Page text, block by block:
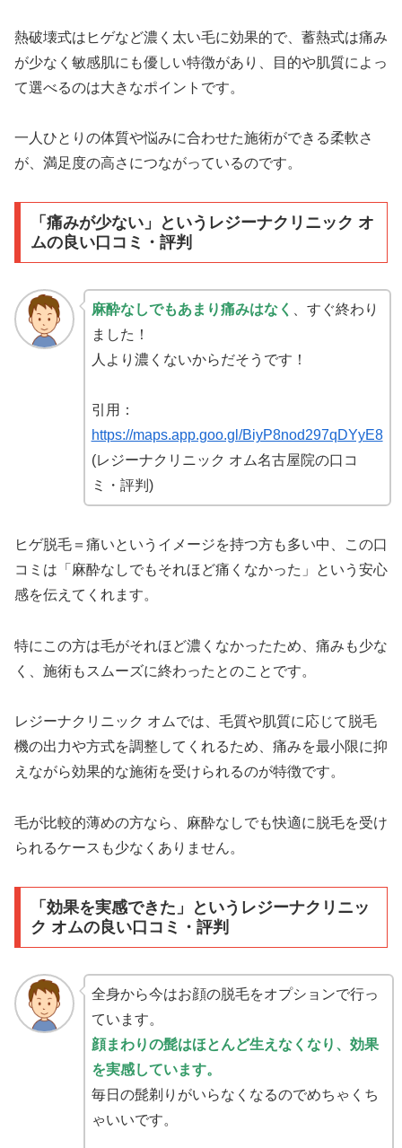
熱破壊式はヒゲなど濃く太い毛に効果的で、蓄熱式は痛み
が少なく敏感肌にも優しい特徴があり、目的や肌質によっ
て選べるのは大きなポイントです。
一人ひとりの体質や悩みに合わせた施術ができる柔軟さ
が、満足度の高さにつながっているのです。
「痛みが少ない」というレジーナクリニック オ
ムの良い口コミ・評判
麻酔なしでもあまり痛みはなく
、すぐ終わり
ました！
人より濃くないからだそうです！
引用：
https://maps.app.goo.gl/BiyP8nod297qDYyE8
(レジーナクリニック オム名古屋院の口コ
ミ・評判)
ヒゲ脱毛＝痛いというイメージを持つ方も多い中、この口
コミは「麻酔なしでもそれほど痛くなかった」という安心
感を伝えてくれます。
特にこの方は毛がそれほど濃くなかったため、痛みも少な
く、施術もスムーズに終わったとのことです。
レジーナクリニック オムでは、毛質や肌質に応じて脱毛
機の出力や方式を調整してくれるため、痛みを最小限に抑
えながら効果的な施術を受けられるのが特徴です。
毛が比較的薄めの方なら、麻酔なしでも快適に脱毛を受け
られるケースも少なくありません。
「効果を実感できた」というレジーナクリニッ
ク オムの良い口コミ・評判
全身から今はお顔の脱毛をオプションで行っ
ています。
顔まわりの髭はほとんど生えなくなり、効果
を実感しています。
毎日の髭剃りがいらなくなるのでめちゃくち
ゃいいです。